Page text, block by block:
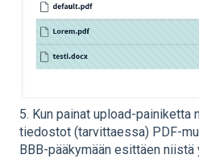
5. Kun painat upload-painiketta
tiedostot (tarvittaessa) PDF-
BBB-pääkymään esittäen niistä